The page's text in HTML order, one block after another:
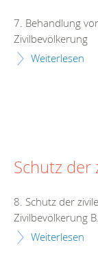
7. Behandlung
Zivilbevölkerung
Weiterlesen
Schutz
8. Schutz der
Zivilbevölkerung
Weiterlesen